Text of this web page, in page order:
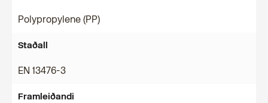
Polypropylene (PP)
Staðall
EN 13476-3
Framleiðandi